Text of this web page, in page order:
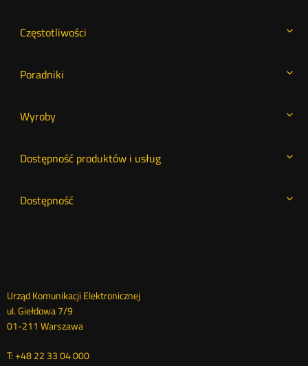
Częstotliwości
Poradniki
Wyroby
Dostępność produktów i usług
Dostępność
Dane
kontaktowe
Urząd Komunikacji Elektronicznej
ul. Giełdowa 7/9
01-211 Warszawa
T: +48 22 33 04 000